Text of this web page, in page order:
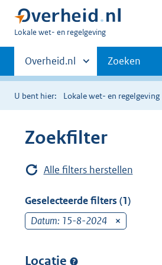
U
hier:
Lokale wet- en regelgeving
Primaire
navigatie
Andere
sites
binnen
Overheid.nl Zoeken
U bent hier: Lokale wet- en regelgeving
Zoekfilter
Alle filters herstellen
Geselecteerde filters (1)
Datum: 15-8-2024
Locatie